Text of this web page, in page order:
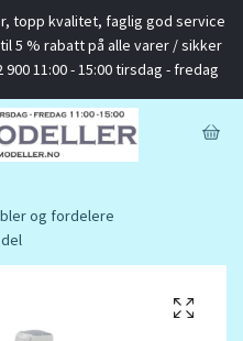
topp kvalitet, faglig god service
5 % rabatt på alle varer / sikker
11:00 - 15:00 tirsdag - fredag
og fordelere